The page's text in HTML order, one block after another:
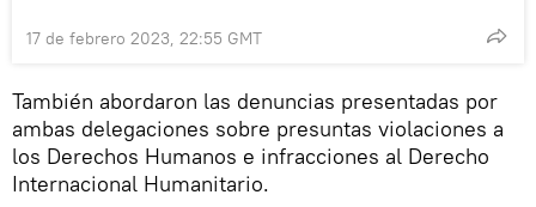
17 de febrero 2023, 22:55 GMT
También abordaron las denuncias presentadas por
ambas delegaciones sobre presuntas violaciones a
los Derechos Humanos e infracciones al Derecho
Internacional Humanitario.